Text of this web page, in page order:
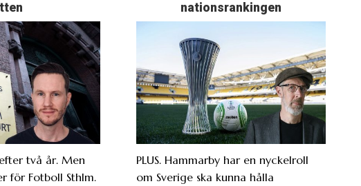
två år. Men
för Fotboll Sthlm.
nationsrankingen
PLUS. Hammarby har en nyckelroll
om Sverige ska kunna hålla